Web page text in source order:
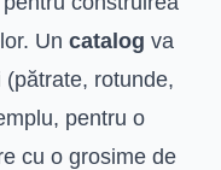
Un catalog va
rotunde,
pentru o
cu o grosime de